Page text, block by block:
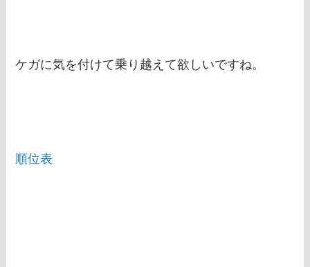
ケガに気を付けて乗り越えて欲しいですね。
順位表